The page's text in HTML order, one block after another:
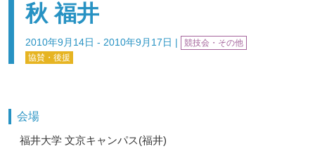
秋 福井
2010年9月14日 - 2010年9月17日 |
競技会・その他
協賛・後援
会場
福井大学 文京キャンパス(福井)